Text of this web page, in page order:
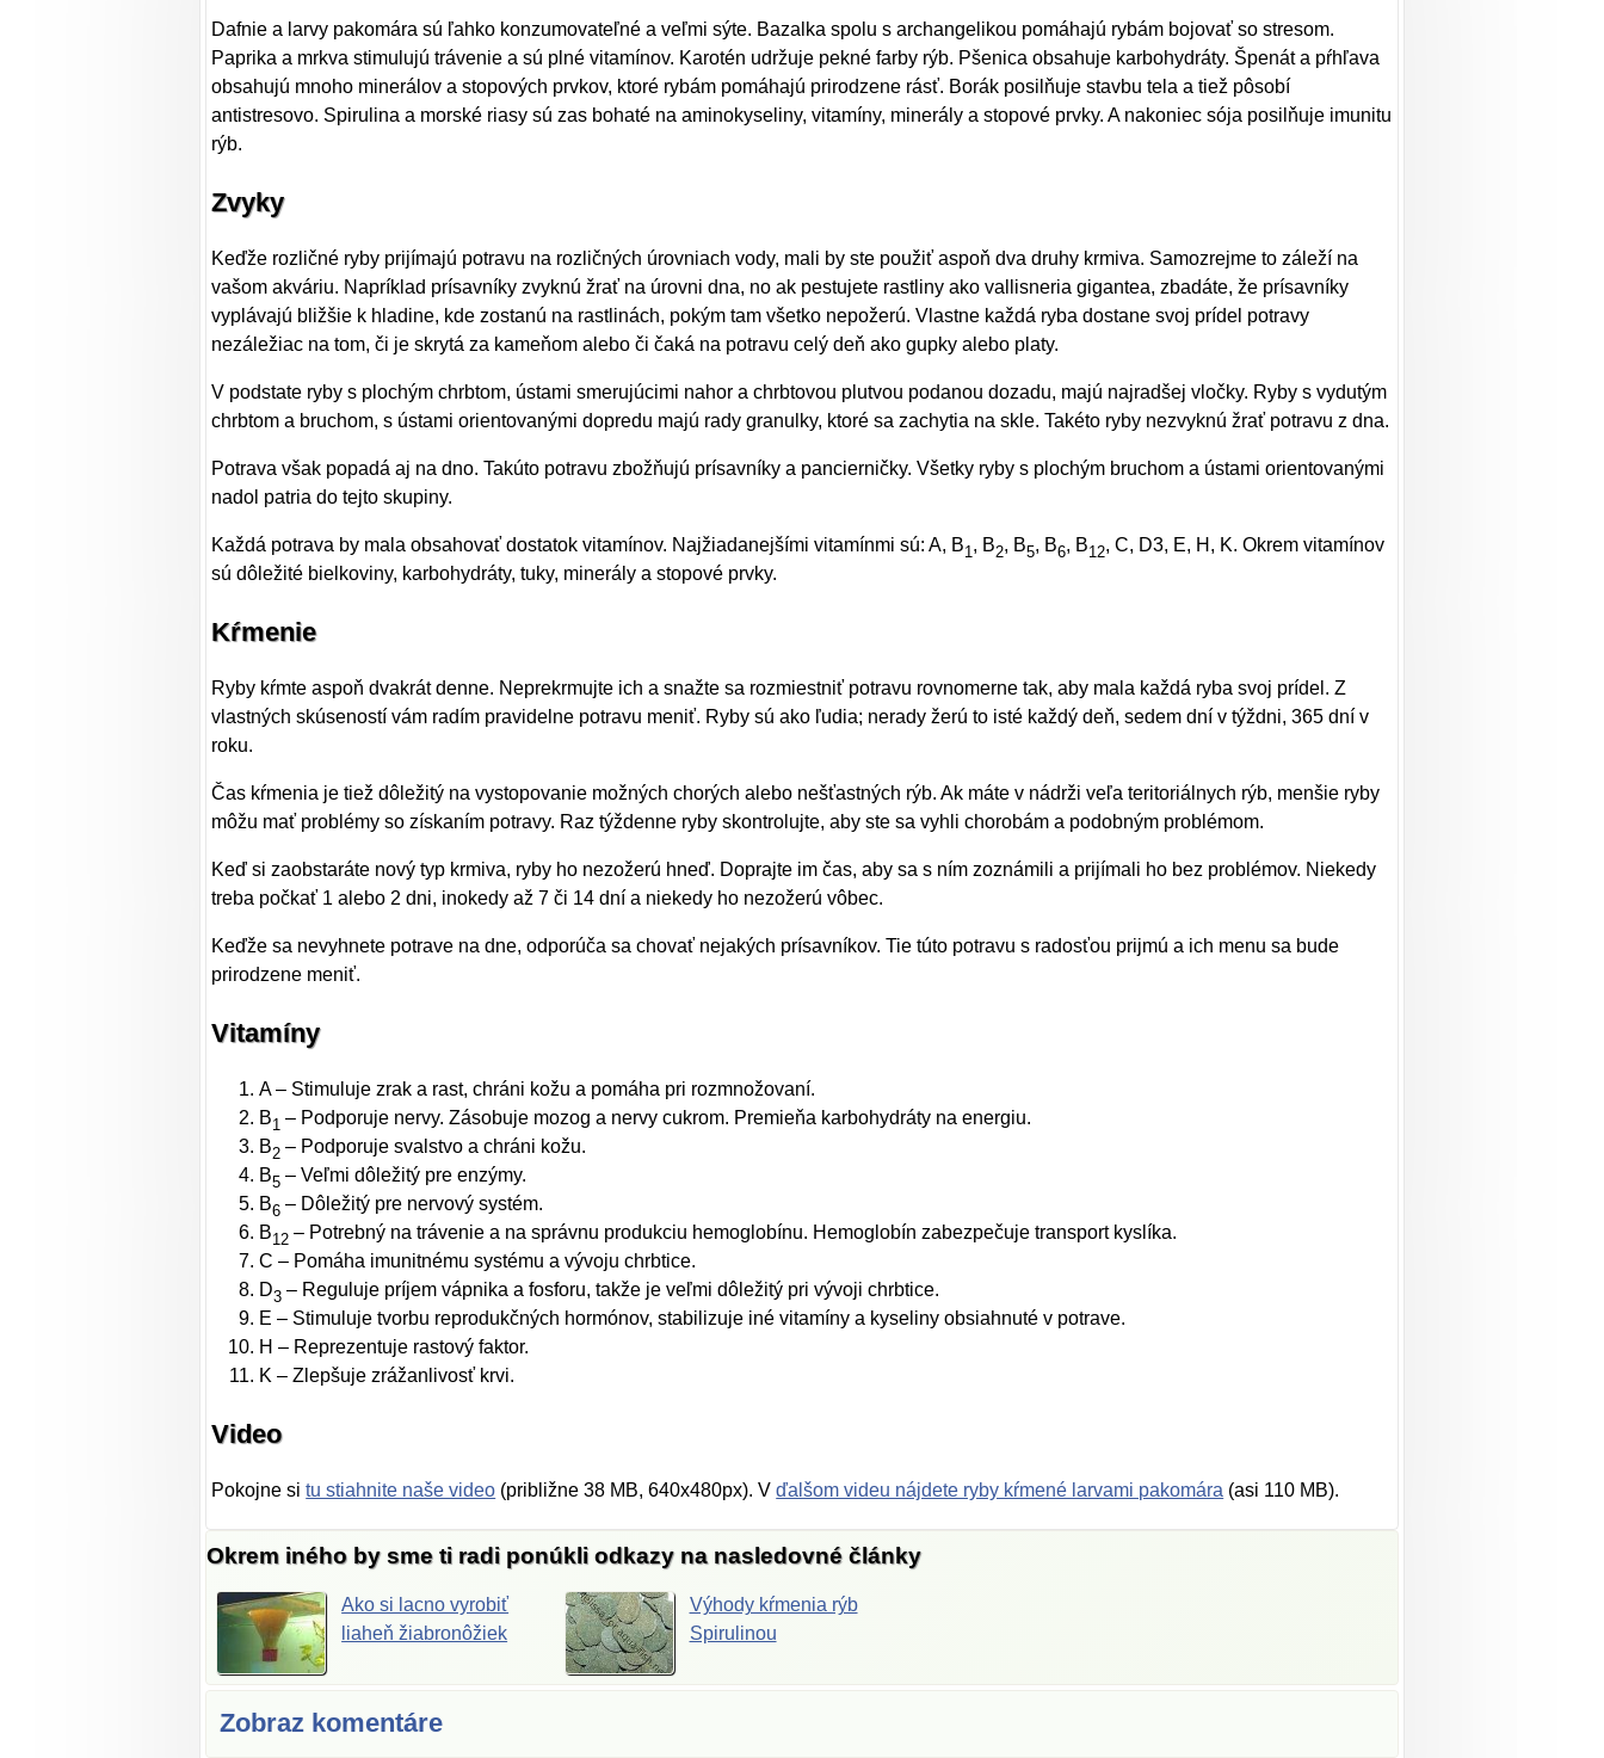
Dafnie a larvy pakomára sú ľahko konzumovateľné a veľmi sýte. Bazalka spolu s archangelikou pomáhajú rybám bojovať so stresom.
Paprika a mrkva stimulujú trávenie a sú plné vitamínov. Karotén udržuje pekné farby rýb. Pšenica obsahuje karbohydráty. Špenát a pŕhľava
obsahujú mnoho minerálov a stopových prvkov, ktoré rybám pomáhajú prirodzene rásť. Borák posilňuje stavbu tela a tiež pôsobí
antistresovo. Spirulina a morské riasy sú zas bohaté na aminokyseliny, vitamíny, minerály a stopové prvky. A nakoniec sója posilňuje imunitu
rýb.
Zvyky
Keďže rozličné ryby prijímajú potravu na rozličných úrovniach vody, mali by ste použiť aspoň dva druhy krmiva. Samozrejme to záleží na
vašom akváriu. Napríklad prísavníky zvyknú žrať na úrovni dna, no ak pestujete rastliny ako vallisneria gigantea, zbadáte, že prísavníky
vyplávajú bližšie k hladine, kde zostanú na rastlinách, pokým tam všetko nepožerú. Vlastne každá ryba dostane svoj prídel potravy
nezáležiac na tom, či je skrytá za kameňom alebo či čaká na potravu celý deň ako gupky alebo platy.
V podstate ryby s plochým chrbtom, ústami smerujúcimi nahor a chrbtovou plutvou podanou dozadu, majú najradšej vločky. Ryby s vydutým
chrbtom a bruchom, s ústami orientovanými dopredu majú rady granulky, ktoré sa zachytia na skle. Takéto ryby nezvyknú žrať potravu z dna.
Potrava však popadá aj na dno. Takúto potravu zbožňujú prísavníky a pancierničky. Všetky ryby s plochým bruchom a ústami orientovanými
nadol patria do tejto skupiny.
Každá potrava by mala obsahovať dostatok vitamínov. Najžiadanejšími vitamínmi sú: A, B1, B2, B5, B6, B12, C, D3, E, H, K. Okrem vitamínov
sú dôležité bielkoviny, karbohydráty, tuky, minerály a stopové prvky.
Kŕmenie
Ryby kŕmte aspoň dvakrát denne. Neprekrmujte ich a snažte sa rozmiestniť potravu rovnomerne tak, aby mala každá ryba svoj prídel. Z
vlastných skúseností vám radím pravidelne potravu meniť. Ryby sú ako ľudia; nerady žerú to isté každý deň, sedem dní v týždni, 365 dní v
roku.
Čas kŕmenia je tiež dôležitý na vystopovanie možných chorých alebo nešťastných rýb. Ak máte v nádrži veľa teritoriálnych rýb, menšie ryby
môžu mať problémy so získaním potravy. Raz týždenne ryby skontrolujte, aby ste sa vyhli chorobám a podobným problémom.
Keď si zaobstaráte nový typ krmiva, ryby ho nezožerú hneď. Doprajte im čas, aby sa s ním zoznámili a prijímali ho bez problémov. Niekedy
treba počkať 1 alebo 2 dni, inokedy až 7 či 14 dní a niekedy ho nezožerú vôbec.
Keďže sa nevyhnete potrave na dne, odporúča sa chovať nejakých prísavníkov. Tie túto potravu s radosťou prijmú a ich menu sa bude
prirodzene meniť.
Vitamíny
A – Stimuluje zrak a rast, chráni kožu a pomáha pri rozmnožovaní.
B1 – Podporuje nervy. Zásobuje mozog a nervy cukrom. Premieňa karbohydráty na energiu.
B2 – Podporuje svalstvo a chráni kožu.
B5 – Veľmi dôležitý pre enzýmy.
B6 – Dôležitý pre nervový systém.
B12 – Potrebný na trávenie a na správnu produkciu hemoglobínu. Hemoglobín zabezpečuje transport kyslíka.
C – Pomáha imunitnému systému a vývoju chrbtice.
D3 – Reguluje príjem vápnika a fosforu, takže je veľmi dôležitý pri vývoji chrbtice.
E – Stimuluje tvorbu reprodukčných hormónov, stabilizuje iné vitamíny a kyseliny obsiahnuté v potrave.
H – Reprezentuje rastový faktor.
K – Zlepšuje zrážanlivosť krvi.
Video
Pokojne situ stiahnite naše video (približne 38 MB, 640x480px). Vďalšom videu nájdete ryby kŕmené larvami pakomára (asi 110 MB).
Okrem iného by sme ti radi ponúkli odkazy na nasledovné články
Ako si lacno vyrobiť
liaheň žiabronôžiek
Výhody kŕmenia rýb
Spirulinou
Zobraz komentáre